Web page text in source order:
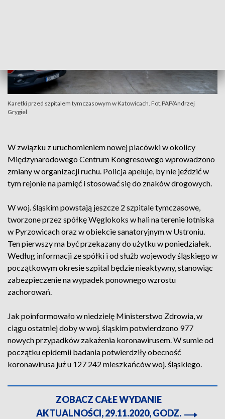
Karetki przed szpitalem tymczasowym w Katowicach. Fot.PAP/Andrzej
Grygiel
W związku z uruchomieniem nowej placówki w okolicy
Międzynarodowego Centrum Kongresowego wprowadzono
zmiany w organizacji ruchu. Policja apeluje, by nie jeździć w
tym rejonie na pamięć i stosować się do znaków drogowych.
W woj. śląskim powstają jeszcze 2 szpitale tymczasowe,
tworzone przez spółkę Węglokoks w hali na terenie lotniska
w Pyrzowicach oraz w obiekcie sanatoryjnym w Ustroniu.
Ten pierwszy ma być przekazany do użytku w poniedziałek.
Według informacji ze spółki i od służb wojewody śląskiego w
początkowym okresie szpital będzie nieaktywny, stanowiąc
zabezpieczenie na wypadek ponownego wzrostu
zachorowań.
Jak poinformowało w niedzielę Ministerstwo Zdrowia, w
ciągu ostatniej doby w woj. śląskim potwierdzono 977
nowych przypadków zakażenia koronawirusem. W sumie od
początku epidemii badania potwierdziły obecność
koronawirusa już u 127 242 mieszkańców woj. śląskiego.
ZOBACZ CAŁE WYDANIE
AKTUALNOŚCI, 29.11.2020, GODZ.